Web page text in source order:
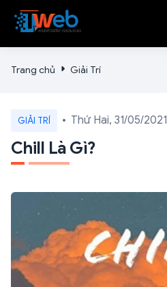
Trang chủ Giải Trí
GIẢI TRÍ Thứ Hai, 31/05/2021
Chill Là Gì?